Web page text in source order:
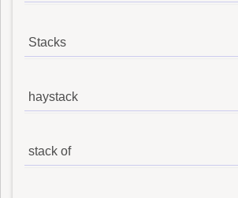
Stacks
haystack
stack of